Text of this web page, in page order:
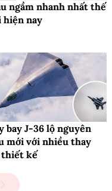
ngầm nhanh nhất thế
hiện nay
bay J-36 lộ nguyên
mới với nhiều thay
kế